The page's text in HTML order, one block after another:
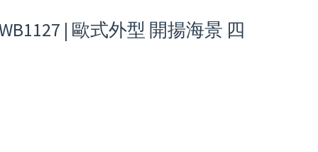
| 歐式外型 開揚海景 四